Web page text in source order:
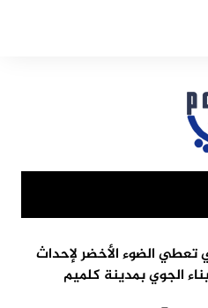
تعطي الضوء الأخضر لإحداث
الجوي بمدينة كلميم